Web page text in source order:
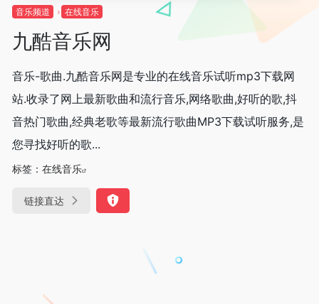
音乐频道 在线音乐
九酷音乐网
音乐-歌曲.九酷音乐网是专业的在线音乐试听mp3下载网
站.收录了网上最新歌曲和流行音乐,网络歌曲,好听的歌,抖
音热门歌曲,经典老歌等最新流行歌曲MP3下载试听服务,是
您寻找好听的歌...
标签： 在线音乐
链接直达